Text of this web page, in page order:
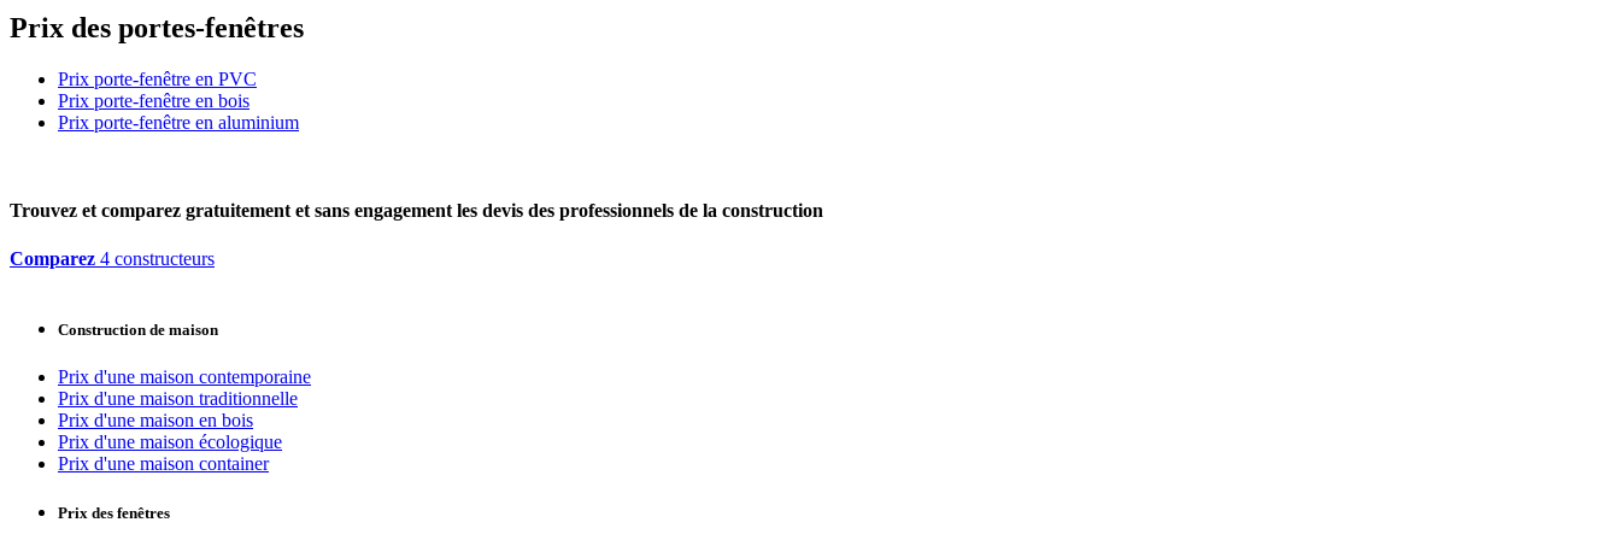
Prix des portes-fenêtres
Prix porte-fenêtre en PVC
Prix porte-fenêtre en bois
Prix porte-fenêtre en aluminium
Trouvez et comparez gratuitement et sans engagement les devis des professionnels de la construction
Comparez 4 constructeurs
Construction de maison
Prix d'une maison contemporaine
Prix d'une maison traditionnelle
Prix d'une maison en bois
Prix d'une maison écologique
Prix d'une maison container
Prix des fenêtres